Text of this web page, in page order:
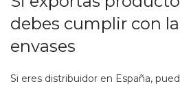
debes cumplir con
envases
Si eres distribuidor en España,